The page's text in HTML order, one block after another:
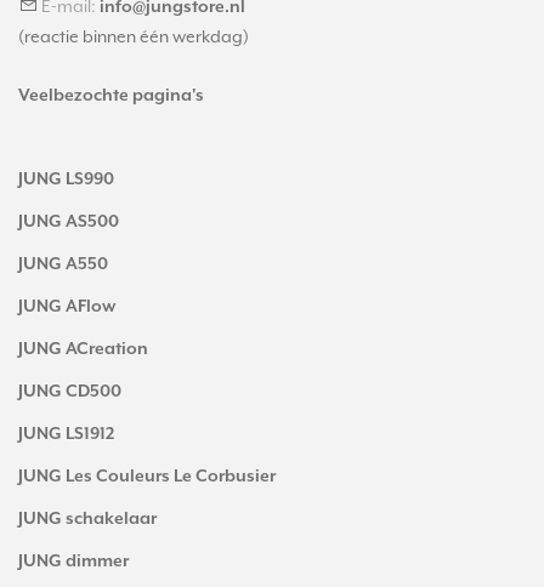
E-mail: info@jungstore.nl
(reactie binnen één werkdag)
Veelbezochte pagina's
JUNG LS990
JUNG AS500
JUNG A550
JUNG AFlow
JUNG ACreation
JUNG CD500
JUNG LS1912
JUNG Les Couleurs Le Corbusier
JUNG schakelaar
JUNG dimmer